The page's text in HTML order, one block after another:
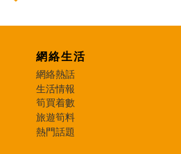
網絡生活
網絡熱話
生活情報
筍買着數
旅遊筍料
熱門話題